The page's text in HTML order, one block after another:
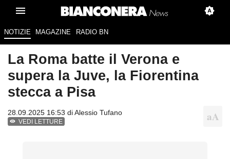
NOTIZIE MAGAZINE RADIO BN
La Roma batte il Verona e
supera la Juve, la Fiorentina
stecca a Pisa
28.09.2025 16:53 diAlessio Tufano
VEDI LETTURE